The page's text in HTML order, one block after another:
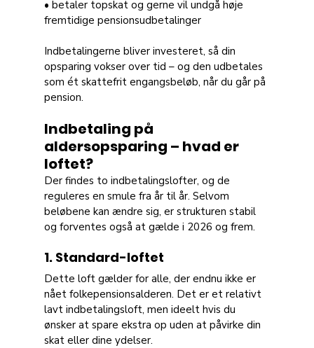
• betaler topskat og gerne vil undgå høje
fremtidige pensionsudbetalinger
Indbetalingerne bliver investeret, så din
opsparing vokser over tid – og den udbetales
som ét skattefrit engangsbeløb, når du går på
pension.
Indbetaling på
aldersopsparing – hvad er
loftet?
Der findes to indbetalingslofter, og de
reguleres en smule fra år til år. Selvom
beløbene kan ændre sig, er strukturen stabil
og forventes også at gælde i 2026 og frem.
1. Standard-loftet
Dette loft gælder for alle, der endnu ikke er
nået folkepensionsalderen. Det er et relativt
lavt indbetalingsloft, men ideelt hvis du
ønsker at spare ekstra op uden at påvirke din
skat eller dine ydelser.